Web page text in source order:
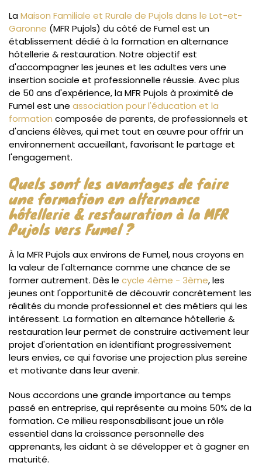
LaMaison Familiale et Rurale de Pujols dans le Lot-et-
Garonne (MFR Pujols) du côté de Fumel est un
établissement dédié à la formation en alternance
hôtellerie & restauration. Notre objectif est
d'accompagner les jeunes et les adultes vers une
insertion sociale et professionnelle réussie. Avec plus
de 50 ans d'expérience, la MFR Pujols à proximité de
Fumel est une association pour l'éducation et la
formation composée de parents, de professionnels et
d'anciens élèves, qui met tout en œuvre pour offrir un
environnement accueillant, favorisant le partage et
l'engagement.
Quels sont les avantages de faire
une formation en alternance
hôtellerie & restauration à la MFR
Pujols vers Fumel ?
À la MFR Pujols aux environs de Fumel, nous croyons en
la valeur de l'alternance comme une chance de se
former autrement. Dès le cycle 4ème - 3ème, les
jeunes ont l'opportunité de découvrir concrètement les
réalités du monde professionnel et des métiers qui les
intéressent. La formation en alternance hôtellerie &
restauration leur permet de construire activement leur
projet d'orientation en identifiant progressivement
leurs envies, ce qui favorise une projection plus sereine
et motivante dans leur avenir.
Nous accordons une grande importance au temps
passé en entreprise, qui représente au moins 50% de la
formation. Ce milieu responsabilisant joue un rôle
essentiel dans la croissance personnelle des
apprenants, les aidant à se développer et à gagner en
maturité.